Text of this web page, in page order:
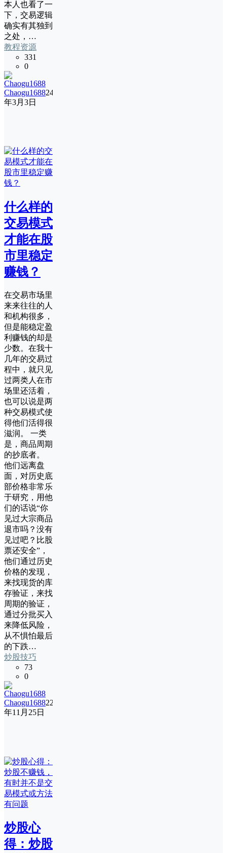
本人也看了一
下，交易逻辑
确实有其独到
之处，…
教程资源
331
0
Chaogu168824
年3月3日
什么样的
交易模式
才能在股
市里稳定
赚钱？
在交易市场里
来来往往的人
和机构很多，
但是能稳定盈
利赚钱的却是
少数。在我十
几年的交易过
程中，就只见
过两类人在市
场里还活着，
也可以说是两
种交易模式使
得他们活得很
滋润。 一类
是，商品周期
的抄底者。
他们远离盘
面，对历史底
部价格非常乐
于研究，用他
们的话说“你
见过大宗商品
退市吗？没有
见过吧？比股
票还安全”，
他们通过历史
价格的发现，
来找现货的库
存验证，来找
周期的验证，
通过分批买入
来降低风险，
从不惧怕最后
的下跌…
炒股技巧
73
0
Chaogu168822
年11月25日
炒股心
得：炒股